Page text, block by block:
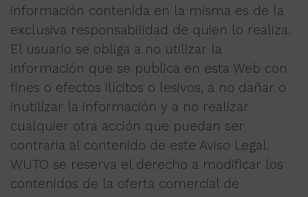
información contenida en la misma es de la
exclusiva responsabilidad de quien lo realiza.
El usuario se obliga a no utilizar la
información que se publica en esta Web con
fines o efectos ilícitos o lesivos, a no dañar o
inutilizar la información y a no realizar
cualquier otra acción que puedan ser
contraria al contenido de este Aviso Legal.
WUTO se reserva el derecho a modificar los
contenidos de la oferta comercial de